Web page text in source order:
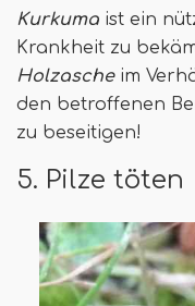
Kurkuma ist ein
Krankheit zu
Holzascheim
den betroffenen
zu beseitigen!
5. Pilze töten